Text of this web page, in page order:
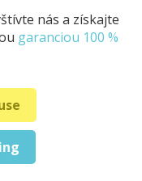
nás a získajte
garanciou 100 %